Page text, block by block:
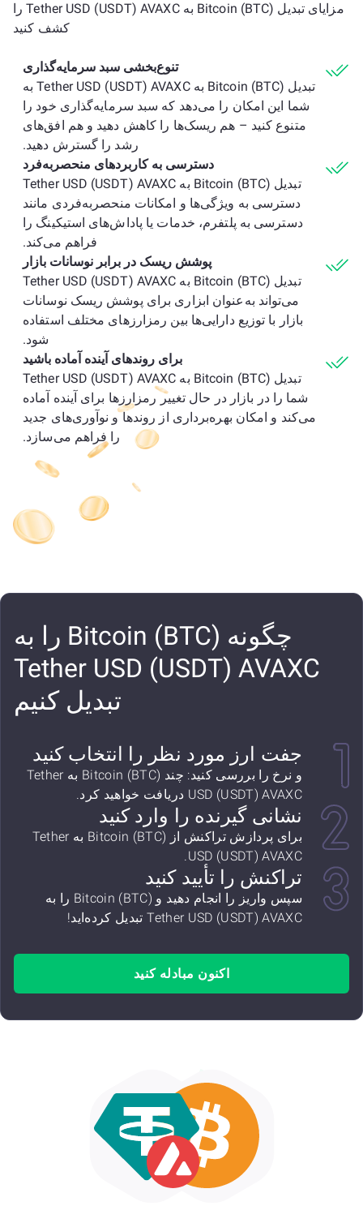
مزایای تبدیل Bitcoin (BTC) به Tether USD (USDT) AVAXC را
کشف کنید
تنوع‌بخشی سبد سرمایه‌گذاری
تبدیل Bitcoin (BTC) به Tether USD (USDT) AVAXC به
شما این امکان را می‌دهد که سبد سرمایه‌گذاری خود را
متنوع کنید – هم ریسک‌ها را کاهش دهید و هم افق‌های
رشد را گسترش دهید.
دسترسی به کاربردهای منحصربه‌فرد
تبدیل Bitcoin (BTC) به Tether USD (USDT) AVAXC
دسترسی به ویژگی‌ها و امکانات منحصربه‌فردی مانند
دسترسی به پلتفرم، خدمات یا پاداش‌های استیکینگ را
فراهم می‌کند.
پوشش ریسک در برابر نوسانات بازار
تبدیل Bitcoin (BTC) به Tether USD (USDT) AVAXC
می‌تواند به‌عنوان ابزاری برای پوشش ریسک نوسانات
بازار با توزیع دارایی‌ها بین رمزارزهای مختلف استفاده
شود.
برای روندهای آینده آماده باشید
تبدیل Bitcoin (BTC) به Tether USD (USDT) AVAXC
شما را در بازار در حال تغییر رمزارزها برای آینده آماده
می‌کند و امکان بهره‌برداری از روندها و نوآوری‌های جدید
را فراهم می‌سازد.
چگونه Bitcoin (BTC) را به
Tether USD (USDT) AVAXC
تبدیل کنیم
جفت ارز مورد نظر را انتخاب کنید
و نرخ را بررسی کنید: چند Bitcoin (BTC) به Tether
USD (USDT) AVAXC دریافت خواهید کرد.
نشانی گیرنده را وارد کنید
برای پردازش تراکنش از Bitcoin (BTC) به Tether
USD (USDT) AVAXC.
تراکنش را تأیید کنید
سپس واریز را انجام دهید و Bitcoin (BTC) را به
Tether USD (USDT) AVAXC تبدیل کرده‌اید!
اکنون مبادله کنید